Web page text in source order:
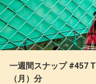
一週間スナップ #457
（月）分